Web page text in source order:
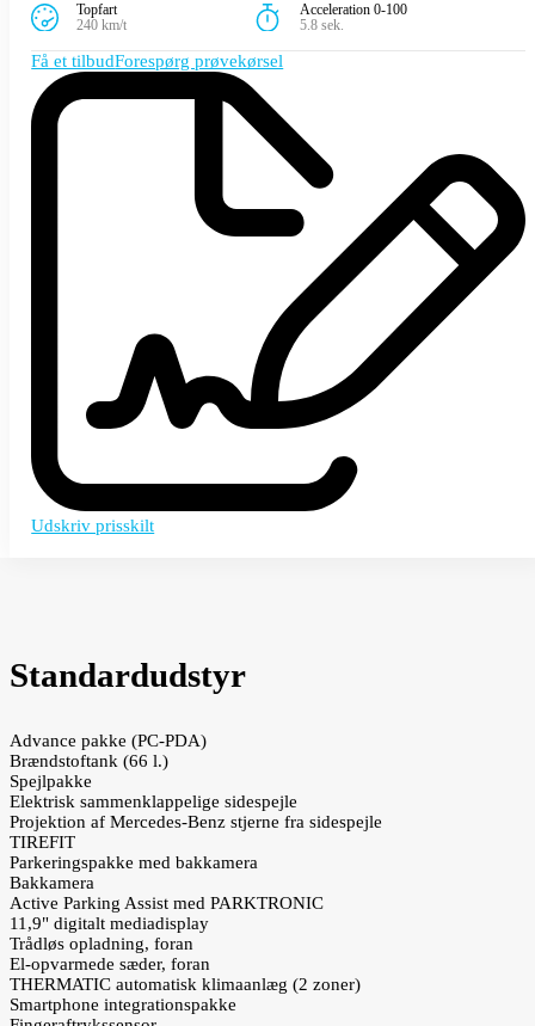
Topfart
240 km/t
Acceleration 0-100
5.8 sek.
Få et tilbudForespørg prøvekørsel
Udskriv prisskilt
Standardudstyr
Advance pakke (PC-PDA)
Brændstoftank (66 l.)
Spejlpakke
Elektrisk sammenklappelige sidespejle
Projektion af Mercedes-Benz stjerne fra sidespejle
TIREFIT
Parkeringspakke med bakkamera
Bakkamera
Active Parking Assist med PARKTRONIC
11,9" digitalt mediadisplay
Trådløs opladning, foran
El-opvarmede sæder, foran
THERMATIC automatisk klimaanlæg (2 zoner)
Smartphone integrationspakke